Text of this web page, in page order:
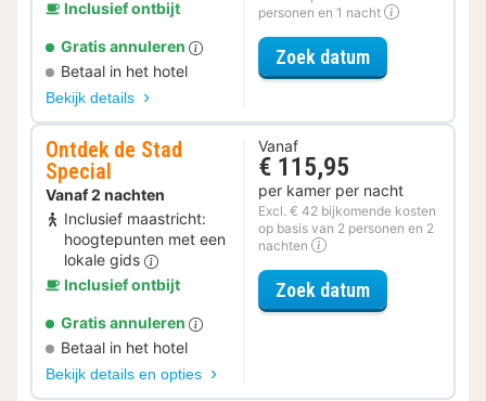
Inclusief ontbijt
Gratis annuleren
Betaal in het hotel
Bekijk details
personen en 1 nacht
Zoek datumvoor Spa
Ontdek de Stad
Special
Vanaf 2 nachten
Inclusief maastricht:
hoogtepunten met een
lokale gids
Inclusief ontbijt
Gratis annuleren
Betaal in het hotel
Bekijk details en opties
Vanaf
€ 115,95
per kamer per nacht
Excl. € 42 bijkomende kosten
op basis van 2 personen en 2
nachten
Zoek datumvoor Ontdek